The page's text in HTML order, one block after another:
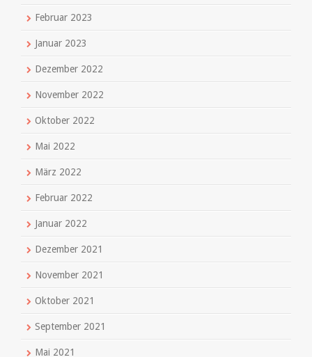
Februar 2023
Januar 2023
Dezember 2022
November 2022
Oktober 2022
Mai 2022
März 2022
Februar 2022
Januar 2022
Dezember 2021
November 2021
Oktober 2021
September 2021
Mai 2021